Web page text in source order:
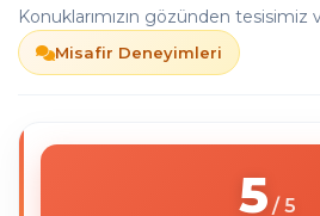
Konuklarımızın gözünden tesisimiz
Misafir Deneyimleri
5